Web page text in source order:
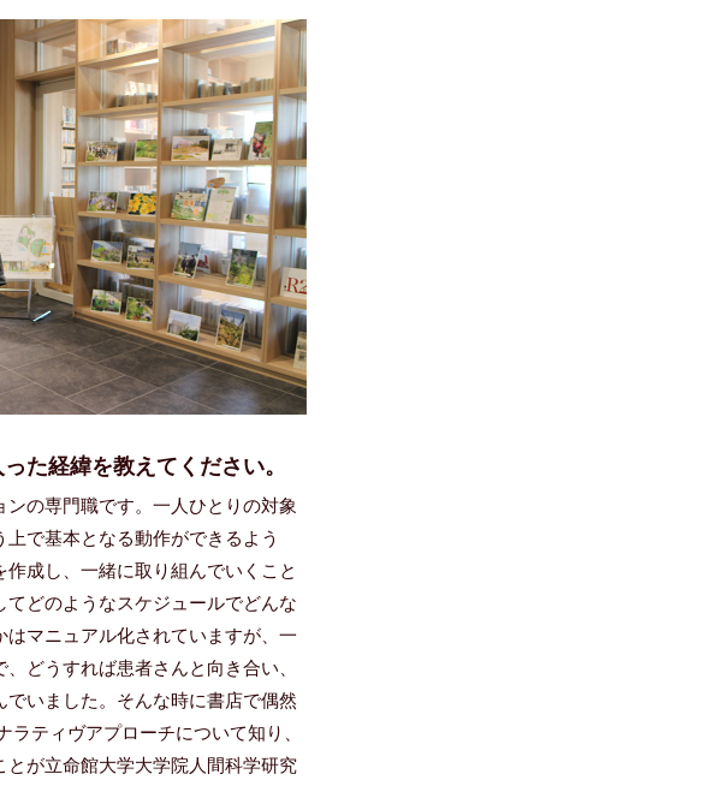
た経緯を教えてください。
の専門職です。一人ひとりの対象
で基本となる動作ができるよう
成し、一緒に取り組んでいくこと
どのようなスケジュールでどんな
マニュアル化されていますが、一
どうすれば患者さんと向き合い、
いました。そんな時に書店で偶然
ティヴアプローチについて知り、
が立命館大学大学院人間科学研究